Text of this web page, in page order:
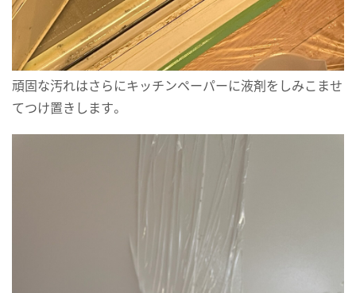
頑固な汚れはさらにキッチンペーパーに液剤をしみこませ
てつけ置きします。